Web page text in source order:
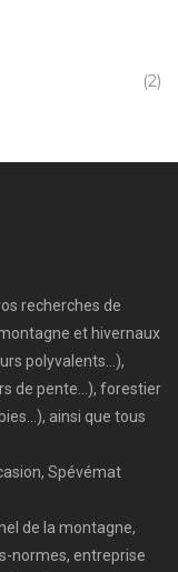
(2)
recherches de
et hivernaux
polyvalents…),
de pente…), forestier
ainsi que tous
Spévémat
de la montagne,
normes, entreprise